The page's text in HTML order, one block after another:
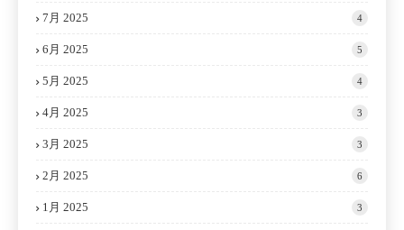
7月 2025 4
6月 2025 5
5月 2025 4
4月 2025 3
3月 2025 3
2月 2025 6
1月 2025 3